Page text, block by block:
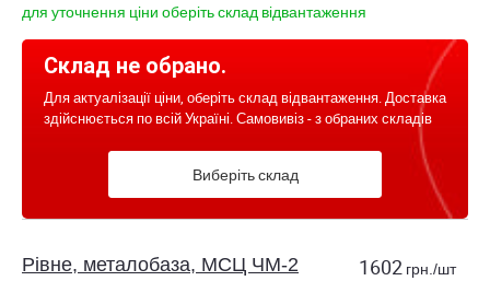
для уточнення ціни оберіть склад відвантаження
Склад не обрано.
Для актуалізації ціни, оберіть склад відвантаження. Доставка
здійснюється по всій Україні. Самовивіз - з обраних складів
Виберіть склад
Рівне, металобаза, МСЦ ЧМ-2 1602 грн./шт